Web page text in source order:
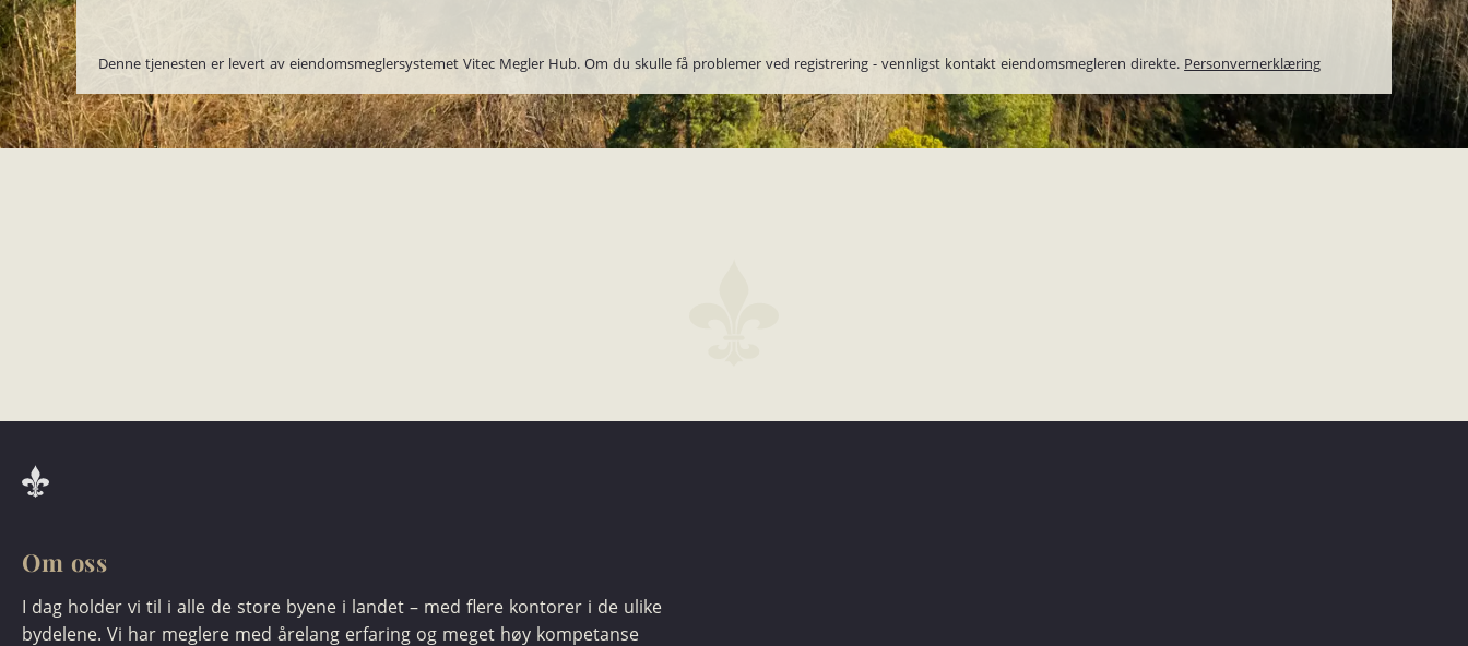
Denne tjenesten er levert av eiendomsmeglersystemet Vitec Megler Hub. Om du skulle få problemer ved registrering - vennligst kontakt eiendomsmegleren direkte. Personvernerklæring
Om oss
I dag holder vi til i alle de store byene i landet – med flere kontorer i de ulike
bydelene. Vi har meglere med årelang erfaring og meget høy kompetanse